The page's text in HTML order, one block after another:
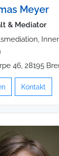
Meyer
& Mediator
46, 28195
Kontakt